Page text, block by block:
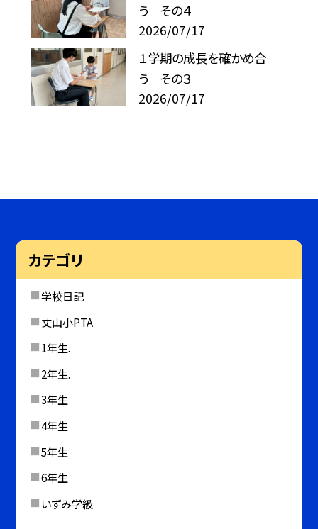
う その４
2026/07/17
１学期の成長を確かめ合
う その３
2026/07/17
カテゴリ
学校日記
丈山小PTA
1年生.
2年生.
3年生
4年生
5年生
6年生
いずみ学級